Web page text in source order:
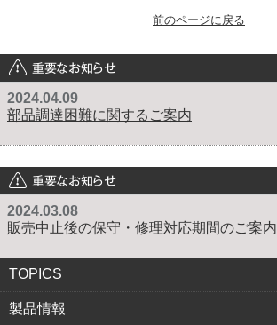
前のページに戻る
重要なお知らせ
2024.04.09
部品調達困難に関するご案内
重要なお知らせ
2024.03.08
販売中止後の保守・修理対応期間のご案内
TOPICS
製品情報